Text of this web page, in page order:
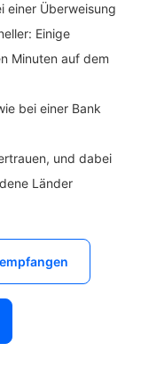
einer Überweisung
Einige
Minuten auf dem
bei einer Bank
und dabei
Länder